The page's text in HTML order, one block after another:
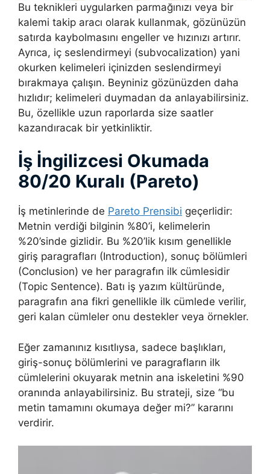
Bu teknikleri uygularken parmağınızı veya bir
kalemi takip aracı olarak kullanmak, gözünüzün
satırda kaybolmasını engeller ve hızınızı artırır.
Ayrıca, iç seslendirmeyi (subvocalization) yani
okurken kelimeleri içinizden seslendirmeyi
bırakmaya çalışın. Beyniniz gözünüzden daha
hızlıdır; kelimeleri duymadan da anlayabilirsiniz.
Bu, özellikle uzun raporlarda size saatler
kazandıracak bir yetkinliktir.
İş İngilizcesi Okumada
80/20 Kuralı (Pareto)
İş metinlerinde de Pareto Prensibi geçerlidir:
Metnin verdiği bilginin %80’i, kelimelerin
%20’sinde gizlidir. Bu %20’lik kısım genellikle
giriş paragrafları (Introduction), sonuç bölümleri
(Conclusion) ve her paragrafın ilk cümlesidir
(Topic Sentence). Batı iş yazım kültüründe,
paragrafın ana fikri genellikle ilk cümlede verilir,
geri kalan cümleler onu destekler veya örnekler.
Eğer zamanınız kısıtlıysa, sadece başlıkları,
giriş-sonuç bölümlerini ve paragrafların ilk
cümlelerini okuyarak metnin ana iskeletini %90
oranında anlayabilirsiniz. Bu strateji, size “bu
metin tamamını okumaya değer mi?” kararını
verdirir.